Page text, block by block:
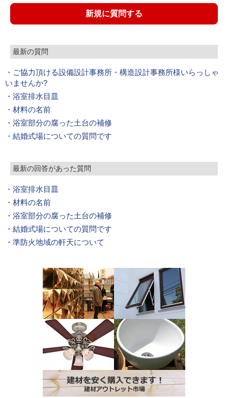
新規に質問する
最新の質問
・ご協力頂ける設備設計事務所・構造設計事務所様いらっしゃ
いませんか?
・浴室排水目皿
・材料の名前
・浴室部分の腐った土台の補修
・結婚式場についての質問です
最新の回答があった質問
・浴室排水目皿
・材料の名前
・浴室部分の腐った土台の補修
・結婚式場についての質問です
・準防火地域の軒天について